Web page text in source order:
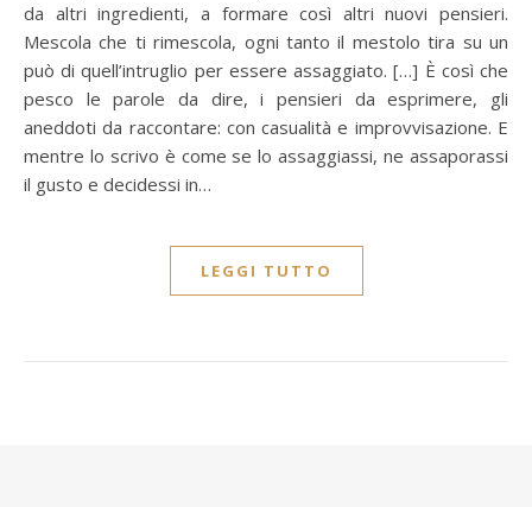
da altri ingredienti, a formare così altri nuovi pensieri.
Mescola che ti rimescola, ogni tanto il mestolo tira su un
può di quell’intruglio per essere assaggiato. […] È così che
pesco le parole da dire, i pensieri da esprimere, gli
aneddoti da raccontare: con casualità e improvvisazione. E
mentre lo scrivo è come se lo assaggiassi, ne assaporassi
il gusto e decidessi in…
LEGGI TUTTO